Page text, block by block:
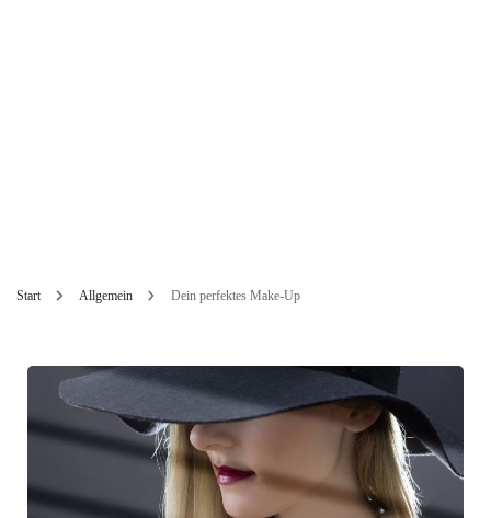
Start Allgemein Dein perfektes Make-Up